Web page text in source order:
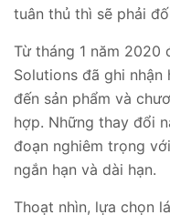
tuân thủ thì sẽ phải
Từ tháng 1 năm 2020
Solutions đã ghi nhận
đến sản phẩm và
hợp. Những thay đổi
đoạn nghiêm trọng
ngắn hạn và dài hạn.
Thoạt nhìn, lựa chọn